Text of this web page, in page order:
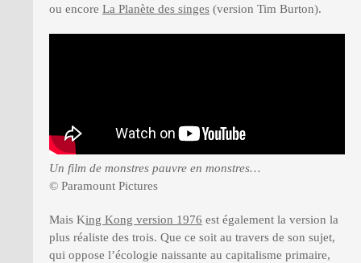
ou encore La Planète des singes (version Tim Burton).
Un film de monstres pauvre en monstres…
© Paramount Pictures
Mais King Kong version 1976 est également la version la
plus réaliste des trois. Que ce soit au travers de son sujet,
qui oppose l’écologie naissante au capitalisme primaire,